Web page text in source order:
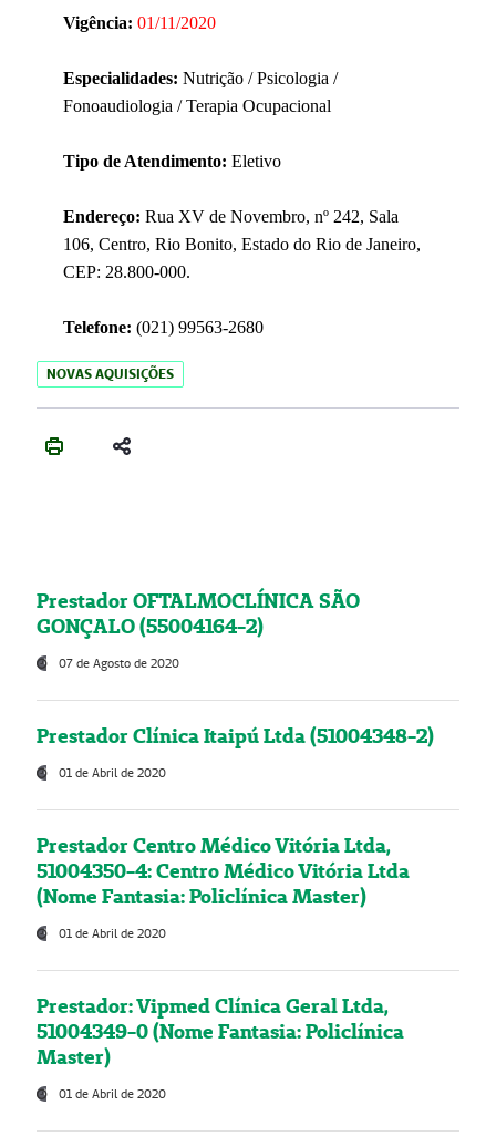
Vigência: 01/11/2020
Especialidades: Nutrição / Psicologia /
Fonoaudiologia / Terapia Ocupacional
Tipo de Atendimento: Eletivo
Endereço: Rua XV de Novembro, nº 242, Sala
106, Centro, Rio Bonito, Estado do Rio de Janeiro,
CEP: 28.800-000.
Telefone: (021) 99563-2680
NOVAS AQUISIÇÕES
Prestador OFTALMOCLÍNICA SÃO
GONÇALO (55004164-2)
07 de Agosto de 2020
Prestador Clínica Itaipú Ltda (51004348-2)
01 de Abril de 2020
Prestador Centro Médico Vitória Ltda,
51004350-4: Centro Médico Vitória Ltda
(Nome Fantasia: Policlínica Master)
01 de Abril de 2020
Prestador: Vipmed Clínica Geral Ltda,
51004349-0 (Nome Fantasia: Policlínica
Master)
01 de Abril de 2020